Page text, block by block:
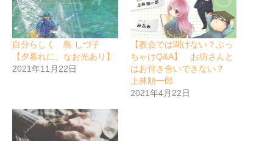
自分らしく 島 しづ子
【夕暮れに、なお光あり】
2021年11月22日
【教会では聞けない？ぶっ
ちゃけQ&A】 お坊さんと
はお付き合いできない？
上林順一郎
2021年4月22日